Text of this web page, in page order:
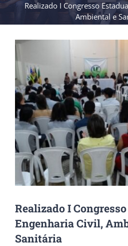
Realizado I Congresso
Ambiental e
View
Image
Realizado I
Engenharia Civil,
Sanitária